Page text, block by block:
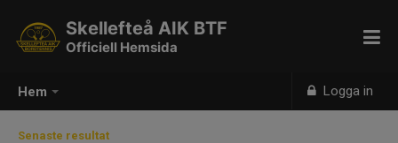
Hem Logga in
Skellefteå AIK BTF
Officiell Hemsida
Senaste resultat